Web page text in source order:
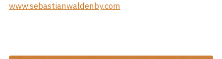
www.sebastianwaldenby.com